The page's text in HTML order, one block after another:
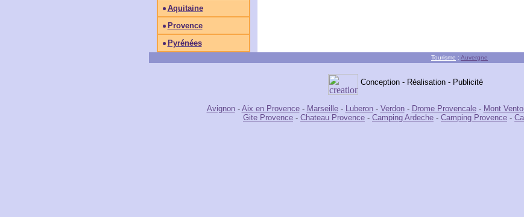
Aquitaine
Provence
Pyrénées
Tourisme : Auvergne
Conception - Réalisation - Publicité
Avignon- Aix en Provence- Marseille- Luberon- Verdon- Drome Provencale- Mont
Gite Provence - Chateau Provence - Camping Ardeche - Camping Provence -